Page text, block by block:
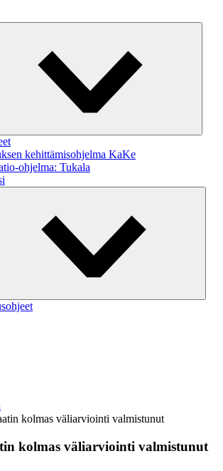
kehittämisohjelma KaKe
ohjelma: Tukala
kolmas väliarviointi valmistunut
kolmas väliarviointi valmistunut